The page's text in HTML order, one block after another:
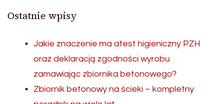
Ostatnie wpisy
Jakie znaczenie ma atest higieniczny PZH
oraz deklaracją zgodności wyrobu
zamawiając zbiornika betonowego?
Zbiornik betonowy na ścieki – kompletny